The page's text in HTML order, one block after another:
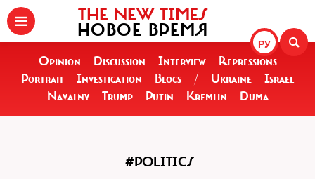
РУ
THE NEW TIMES
НОВОЕ ВРЕМЯ
Opinion Discussion Interview
Repressions
Portrait
Investigation Blogs / Ukraine
Israel
Navalny
Trump Putin Kremlin Duma
#POLITICS